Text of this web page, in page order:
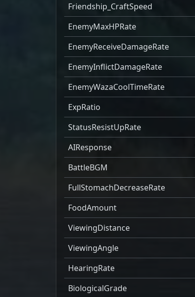
Friendship_CraftSpeed
EnemyMaxHPRate
EnemyReceiveDamageRate
EnemyInflictDamageRate
EnemyWazaCoolTimeRate
ExpRatio
StatusResistUpRate
AIResponse
BattleBGM
FullStomachDecreaseRate
FoodAmount
ViewingDistance
ViewingAngle
HearingRate
BiologicalGrade